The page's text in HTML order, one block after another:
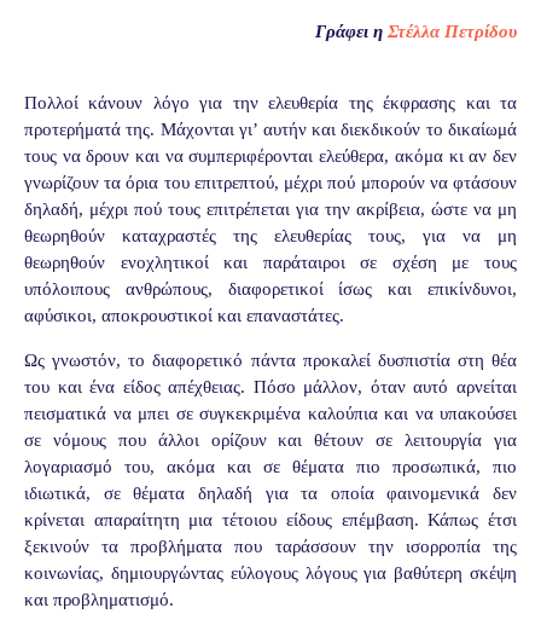
Γράφει η Στέλλα Πετρίδου
Πολλοί κάνουν λόγο για την ελευθερία της έκφρασης και τα
προτερήματά της. Μάχονται γι’ αυτήν και διεκδικούν το δικαίωμά
τους να δρουν και να συμπεριφέρονται ελεύθερα, ακόμα κι αν δεν
γνωρίζουν τα όρια του επιτρεπτού, μέχρι πού μπορούν να φτάσουν
δηλαδή, μέχρι πού τους επιτρέπεται για την ακρίβεια, ώστε να μη
θεωρηθούν καταχραστές της ελευθερίας τους, για να μη
θεωρηθούν ενοχλητικοί και παράταιροι σε σχέση με τους
υπόλοιπους ανθρώπους, διαφορετικοί ίσως και επικίνδυνοι,
αφύσικοι, αποκρουστικοί και επαναστάτες.
Ως γνωστόν, το διαφορετικό πάντα προκαλεί δυσπιστία στη θέα
του και ένα είδος απέχθειας. Πόσο μάλλον, όταν αυτό αρνείται
πεισματικά να μπει σε συγκεκριμένα καλούπια και να υπακούσει
σε νόμους που άλλοι ορίζουν και θέτουν σε λειτουργία για
λογαριασμό του, ακόμα και σε θέματα πιο προσωπικά, πιο
ιδιωτικά, σε θέματα δηλαδή για τα οποία φαινομενικά δεν
κρίνεται απαραίτητη μια τέτοιου είδους επέμβαση. Κάπως έτσι
ξεκινούν τα προβλήματα που ταράσσουν την ισορροπία της
κοινωνίας, δημιουργώντας εύλογους λόγους για βαθύτερη σκέψη
και προβληματισμό.